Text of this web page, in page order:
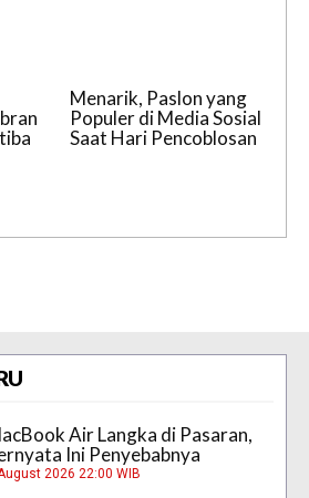
Menarik, Paslon yang
Populer di Media Sosial
Saat Hari Pencoblosan
Air Langka di Pasaran,
Ini Penyebabnya
2026 22:00 WIB